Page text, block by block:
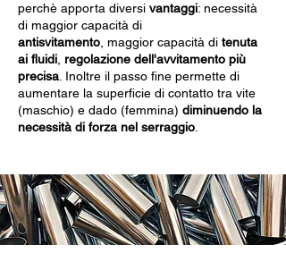
perchè apporta diversi vantaggi: necessità
di maggior capacità di
antisvitamento , maggior capacità di tenuta
ai fluidi regolazione dell'avvitamento più
precisa . Inoltre il passo fine permette di
aumentare la superficie di contatto tra vite
(maschio) e dado (femmina) diminuendo la
necessità di forza nel serraggio